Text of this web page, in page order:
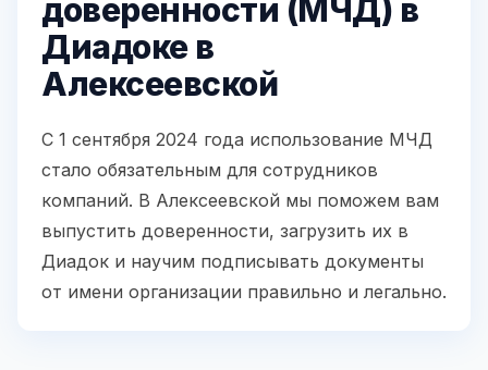
доверенности (МЧД) в
Диадоке в
Алексеевской
С 1 сентября 2024 года использование МЧД
стало обязательным для сотрудников
компаний. В Алексеевской мы поможем вам
выпустить доверенности, загрузить их в
Диадок и научим подписывать документы
от имени организации правильно и легально.